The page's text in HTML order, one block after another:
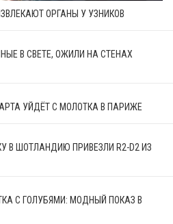
ОРГАНЫ У УЗНИКОВ
В СВЕТЕ, ОЖИЛИ НА СТЕНАХ
УЙДЁТ С МОЛОТКА В ПАРИЖЕ
В ШОТЛАНДИЮ ПРИВЕЗЛИ R2-D2 ИЗ
С ГОЛУБЯМИ: МОДНЫЙ ПОКАЗ В